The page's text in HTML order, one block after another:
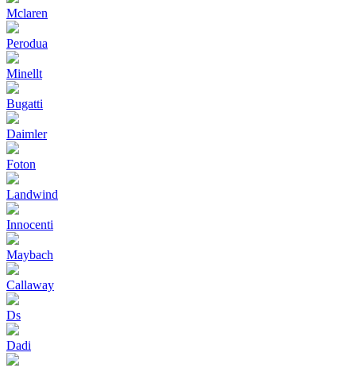
Mclaren
Perodua
Minellt
Bugatti
Daimler
Foton
Landwind
Innocenti
Maybach
Callaway
Ds
Dadi